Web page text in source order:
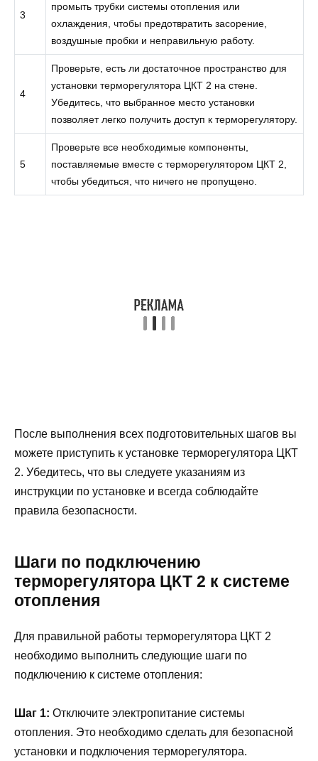
3
промыть трубки системы отопления или
охлаждения, чтобы предотвратить засорение,
воздушные пробки и неправильную работу.
4
Проверьте, есть ли достаточное пространство для
установки терморегулятора ЦКТ 2 на стене.
Убедитесь, что выбранное место установки
позволяет легко получить доступ к терморегулятору.
5
Проверьте все необходимые компоненты,
поставляемые вместе с терморегулятором ЦКТ 2,
чтобы убедиться, что ничего не пропущено.
После выполнения всех подготовительных шагов вы
можете приступить к установке терморегулятора ЦКТ
2. Убедитесь, что вы следуете указаниям из
инструкции по установке и всегда соблюдайте
правила безопасности.
Шаги по подключению
терморегулятора ЦКТ 2 к системе
отопления
Для правильной работы терморегулятора ЦКТ 2
необходимо выполнить следующие шаги по
подключению к системе отопления:
Шаг 1: Отключите электропитание системы
отопления. Это необходимо сделать для безопасной
установки и подключения терморегулятора.